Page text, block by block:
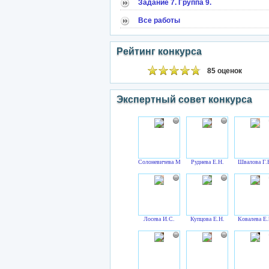
Задание 7. Группа 9.
Все работы
Рейтинг конкурса
85 оценок
Экспертный совет конкурса
Солоневичева М.Н. Руднева Е.Н. Швалова
Лосева И.С. Купцова Е.Н. Ковалева